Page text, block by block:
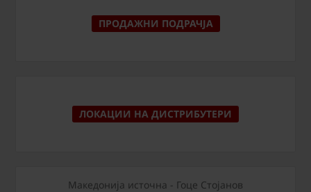
ПРОДАЖНИ ПОДРАЧЈА
ЛОКАЦИИ НА ДИСТРИБУТЕРИ
Македонија источна - Гоце Стојанов